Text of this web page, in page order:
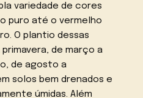
variedade de cores
puro até o vermelho
O plantio dessas
de março a
de agosto a
solos bem drenados e
úmidas. Além